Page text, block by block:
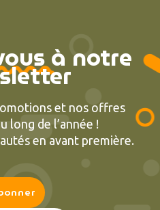
à notre
et nos offres
long de l’année !
en avant première.